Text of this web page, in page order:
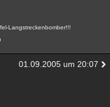
Langstreckenbomber!!!
01.09.2005 um 20:07